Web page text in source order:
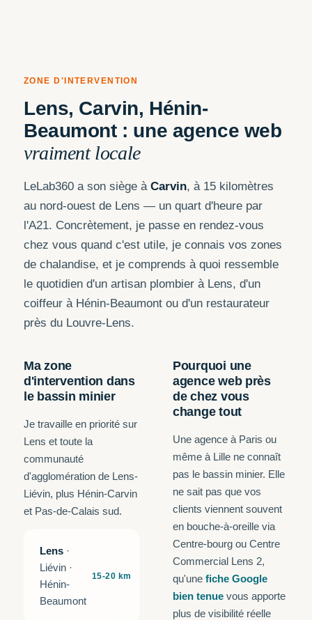
ZONE D'INTERVENTION
Lens, Carvin, Hénin-
Beaumont : une agence web
vraiment locale
LeLab360 a son siège à Carvin, à 15 kilomètres
au nord-ouest de Lens — un quart d'heure par
l'A21. Concrètement, je passe en rendez-vous
chez vous quand c'est utile, je connais vos zones
de chalandise, et je comprends à quoi ressemble
le quotidien d'un artisan plombier à Lens, d'un
coiffeur à Hénin-Beaumont ou d'un restaurateur
près du Louvre-Lens.
Ma zone
d'intervention dans
le bassin minier
Je travaille en priorité sur
Lens et toute la
communauté
d'agglomération de Lens-
Liévin, plus Hénin-Carvin
et Pas-de-Calais sud.
Lens ·
Liévin ·
Hénin-
Beaumont
15-20 km
Pourquoi une
agence web près
de chez vous
change tout
Une agence à Paris ou
même à Lille ne connaît
pas le bassin minier. Elle
ne sait pas que vos
clients viennent souvent
en bouche-à-oreille via
Centre-bourg ou Centre
Commercial Lens 2,
qu'une fiche Google
bien tenue vous apporte
plus de visibilité réelle